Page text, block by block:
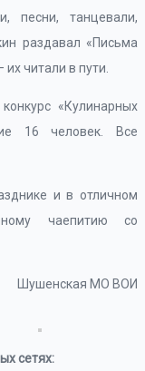
песни, танцевали,
раздавал «Письма
читали в пути.
«Кулинарных
16 человек. Все
и в отличном
чаепитию со
Шушенская МО ВОИ
сетях: